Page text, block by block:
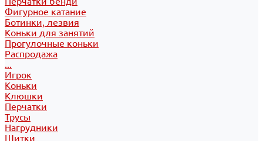
Фигурное катание
Ботинки, лезвия
Коньки для занятий
Прогулочные коньки
Распродажа
...
Игрок
Коньки
Клюшки
Перчатки
Трусы
Нагрудники
Щитки